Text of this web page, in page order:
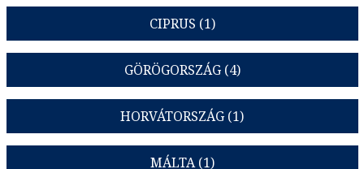
CIPRUS (1)
GÖRÖGORSZÁG (4)
HORVÁTORSZÁG (1)
MÁLTA (1)